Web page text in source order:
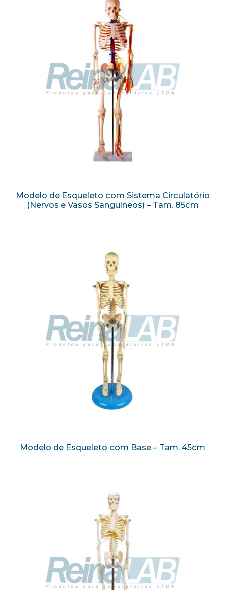
Modelo de Esqueleto com Sistema Circulatório
(Nervos e Vasos Sanguíneos) – Tam. 85cm
Modelo de Esqueleto com Base – Tam. 45cm